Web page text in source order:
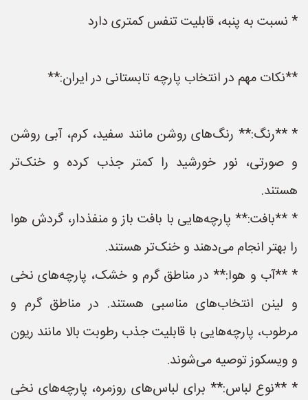
* نسبت به پنبه، قابلیت تنفس کمتری دارد
**نکات مهم در انتخاب پارچه تابستانی در ایران:**
* **رنگ:** رنگ‌های روشن مانند سفید، کرم، آبی روشن
و صورتی، نور خورشید را کمتر جذب کرده و خنک‌تر
هستند.
* **بافت:** پارچه‌هایی با بافت باز و منفذدار، گردش هوا
را بهتر انجام می‌دهند و خنک‌تر هستند.
* **آب و هوا:** در مناطق گرم و خشک، پارچه‌های نخی
و لینن انتخاب‌های مناسبی هستند. در مناطق گرم و
مرطوب، پارچه‌هایی با قابلیت جذب رطوبت بالا مانند ریون
و ویسکوز توصیه می‌شوند.
* **نوع لباس:** برای لباس‌های روزمره، پارچه‌های نخی